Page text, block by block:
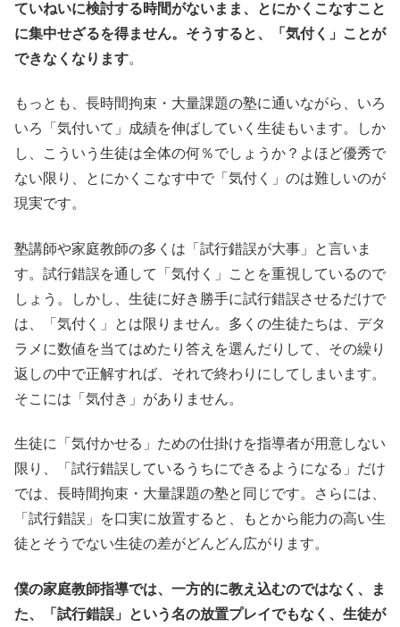
ていねいに検討する時間がないまま、とにかくこなすこと
に集中せざるを得ません。そうすると、「気付く」ことが
できなくなります。
もっとも、長時間拘束・大量課題の塾に通いながら、いろ
いろ「気付いて」成績を伸ばしていく生徒もいます。しか
し、こういう生徒は全体の何％でしょうか？よほど優秀で
ない限り、とにかくこなす中で「気付く」のは難しいのが
現実です。
塾講師や家庭教師の多くは「試行錯誤が大事」と言いま
す。試行錯誤を通して「気付く」ことを重視しているので
しょう。しかし、生徒に好き勝手に試行錯誤させるだけで
は、「気付く」とは限りません。多くの生徒たちは、デタ
ラメに数値を当てはめたり答えを選んだりして、その繰り
返しの中で正解すれば、それで終わりにしてしまいます。
そこには「気付き」がありません。
生徒に「気付かせる」ための仕掛けを指導者が用意しない
限り、「試行錯誤しているうちにできるようになる」だけ
では、長時間拘束・大量課題の塾と同じです。さらには、
「試行錯誤」を口実に放置すると、もとから能力の高い生
徒とそうでない生徒の差がどんどん広がります。
僕の家庭教師指導では、一方的に教え込むのではなく、ま
た、「試行錯誤」という名の放置プレイでもなく、生徒が